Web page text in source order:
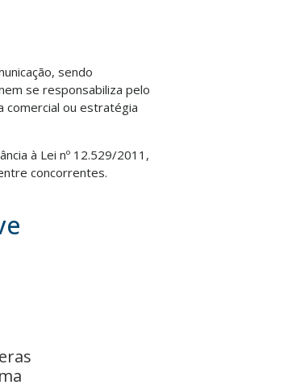
sendo
se responsabiliza pelo
comercial ou estratégia
à Lei nº 12.529/2011,
concorrentes.